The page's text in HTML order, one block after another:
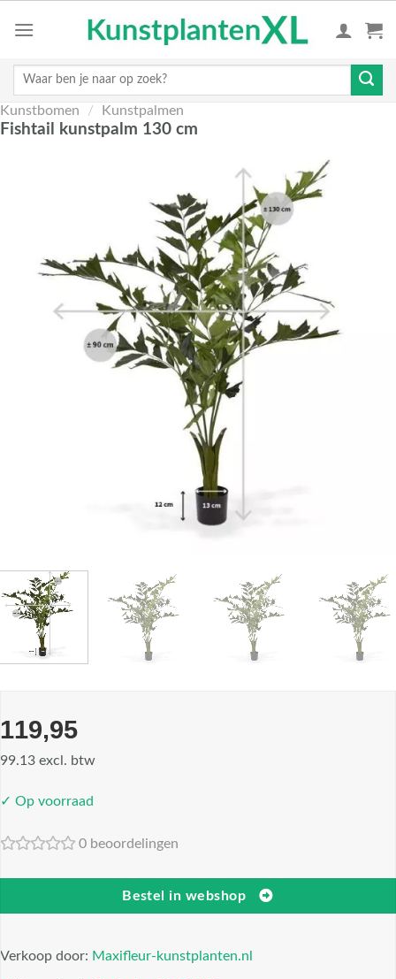
Zoeken
Kunstbomen / Kunstpalmen
Fishtail kunstpalm 130 cm
119,95
99.13 excl. btw
✓ Op voorraad
0 beoordelingen
Bestel in webshop
Verkoop door: Maxifleur-kunstplanten.nl